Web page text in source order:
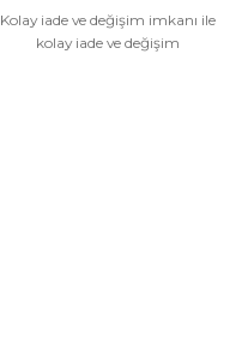
Kolay iade ve değişim imkanı ile
kolay iade ve değişim